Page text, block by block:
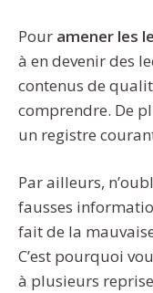
Pour amener les
à en devenir des
contenus de
comprendre. De
un registre
Par ailleurs,
fausses
fait de la
C’est pourquoi
à plusieurs